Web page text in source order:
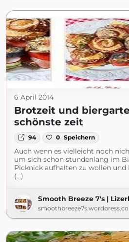
6 April 2014
Brotzeit und
schönste zeit
94 0 Speichern
Auch wenn es vielleicht noch
um sich schon stundenlang im
Picknick aufhalten zu wollen und
(...)
Smooth Breeze 7's |